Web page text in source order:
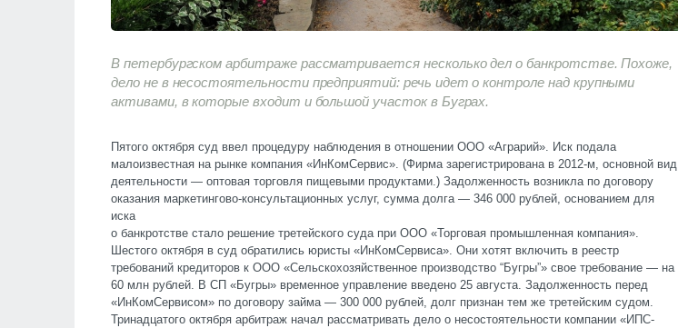
В петербургском арбитраже рассматривается несколько дел о банкротстве. Похоже,
дело не в несостоятельности предприятий: речь идет о контроле над крупными
активами, в которые входит и большой участок в Буграх.
Пятого октября суд ввел процедуру наблюдения в отношении ООО «Аграрий». Иск подала
малоизвестная на рынке компания «ИнКомСервис». (Фирма зарегистрирована в 2012-м, основной вид
деятельности — оптовая торговля пищевыми продуктами.) Задолженность возникла по договору
оказания маркетингово-консультационных услуг, сумма долга — 346 000 рублей, основанием для
иска
о банкротстве стало решение третейского суда при ООО «Торговая промышленная компания».
Шестого октября в суд обратились юристы «ИнКомСервиса». Они хотят включить в реестр
требований кредиторов к ООО «Сельскохозяйственное производство “Бугры”» свое требование — на
60 млн рублей. В СП «Бугры» временное управление введено 25 августа. Задолженность перед
«ИнКомСервисом» по договору займа — 300 000 рублей, долг признан тем же третейским судом.
Тринадцатого октября арбитраж начал рассматривать дело о несостоятельности компании «ИПС-